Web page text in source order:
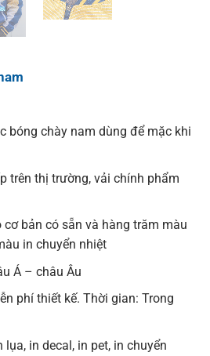
bóng chày nam dùng để mặc khi
trên thị trường, vải chính phẩm
cơ bản có sẵn và hàng trăm màu
in chuyển nhiệt
Á – châu Âu
phí thiết kế. Thời gian: Trong
lụa, in decal, in pet, in chuyển